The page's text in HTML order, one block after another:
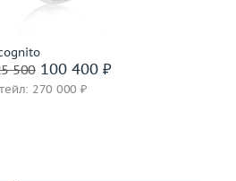
500100 400 ₽
270 000 ₽
Подробнее